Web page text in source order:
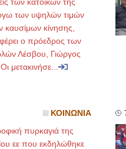
των υψηλών τιμών
κίνησης,
ο πρόεδρος των
Λέσβου, Γιώργος
μετακινήσε...
ΚΟΙΝΩΝΙΑ
πυρκαγιά της
εε που εκδηλώθηκε